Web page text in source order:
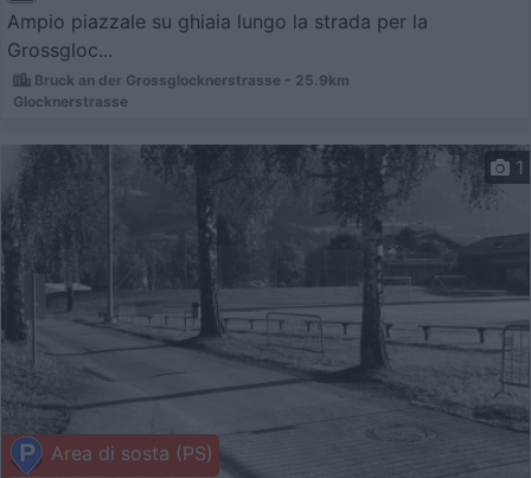
Ampio piazzale su ghiaia lungo la strada per la
Grossgloc...
Bruck an der Grossglocknerstrasse - 25.9km
Glocknerstrasse
Area di sosta (PS)
1